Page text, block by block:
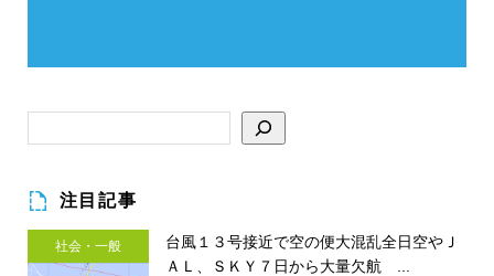
注目記事
社会・一般
台風１３号接近で空の便大混乱全日空やＪ
ＡＬ、ＳＫＹ７日から大量欠航 ...